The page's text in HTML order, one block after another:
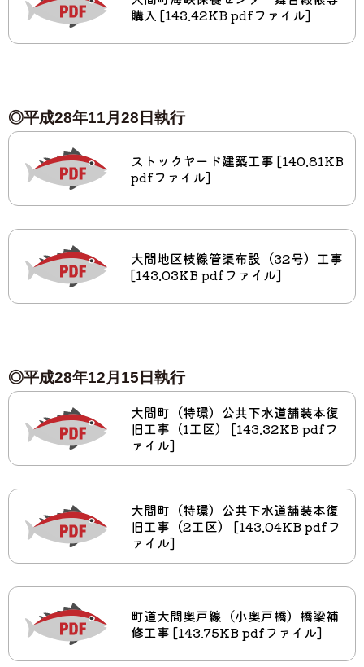
購入 [143.42KB pdfファイル]
◎平成28年11月28日執行
ストックヤード建築工事 [140.81KB
pdfファイル]
大間地区枝線管渠布設（32号）工事
[143.03KB pdfファイル]
◎平成28年12月15日執行
大間町（特環）公共下水道舗装本復
旧工事（1工区） [143.32KB pdfフ
ァイル]
大間町（特環）公共下水道舗装本復
旧工事（2工区） [143.04KB pdfフ
ァイル]
町道大間奥戸線（小奥戸橋）橋梁補
修工事 [143.75KB pdfファイル]